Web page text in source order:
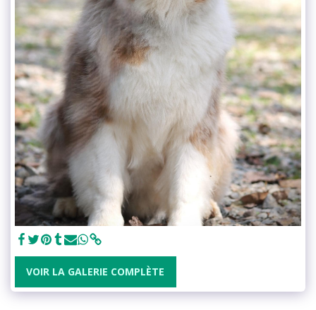
VOIR LA GALERIE COMPLÈTE